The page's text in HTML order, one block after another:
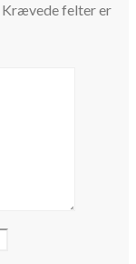
Krævede felter er